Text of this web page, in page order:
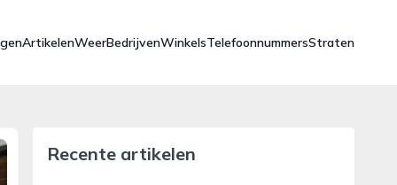
ArtikelenWeerBedrijvenWinkelsTelefoonnummersStraten
Recente artikelen